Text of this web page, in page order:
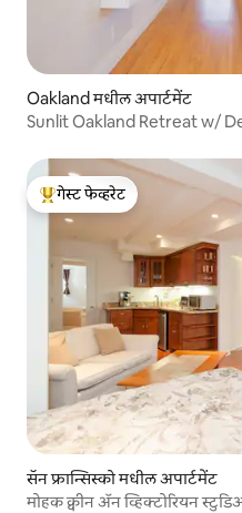
Oakland मधील अपार्टमेंट
Sunlit Oakland Retreat w/
टॉप गेस्ट फेव्हरेट
गेस्ट फेव्हरेट
सॅन फ्रान्सिस्को मधील अपार्टमेंट
मोहक क्वीन ॲन व्हिक्टोरियन